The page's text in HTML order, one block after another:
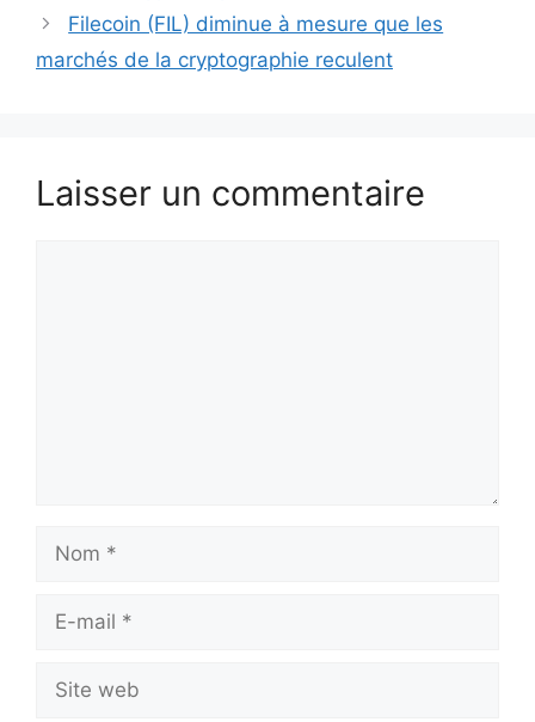
Filecoin (FIL) diminue à mesure que les
marchés de la cryptographie reculent
Laisser un commentaire
Nom
Site
web